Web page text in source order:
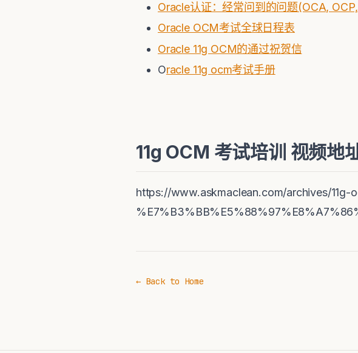
Oracle认证：经常问到的问题(OCA,
Oracle OCM考试全球日程表
Oracle 11g OCM的通过祝贺信
Oracle 11g ocm考试手册
11g OCM 考试培训 视频地址
https://www.askmaclean.com/archives/11g-
← Back to Home